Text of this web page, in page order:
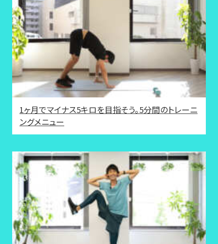
1ヶ月でマイナス5キロを目指そう。5分間のトレーニ
ングメニュー